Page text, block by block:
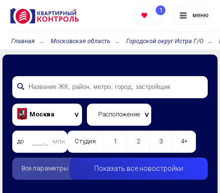
меню
1
Главная Московская область Городской округ Истра Г/О
Москва Расположение
до млн. Студия 1 2 3 4+
Все параметры Показать все новостройки